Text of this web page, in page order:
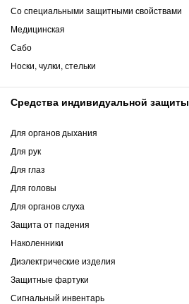
Со специальными защитными свойствами
Медицинская
Сабо
Носки, чулки, стельки
Средства индивидуальной защиты
Для органов дыхания
Для рук
Для глаз
Для головы
Для органов слуха
Защита от падения
Наколенники
Диэлектрические изделия
Защитные фартуки
Сигнальный инвентарь